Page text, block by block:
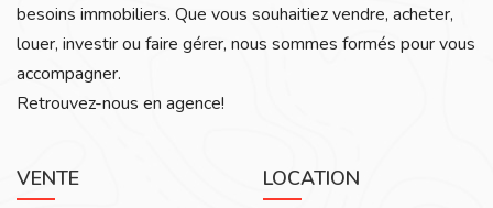
besoins immobiliers. Que vous souhaitiez vendre, acheter,
louer, investir ou faire gérer, nous sommes formés pour vous
accompagner.
Retrouvez-nous en agence!
VENTE LOCATION